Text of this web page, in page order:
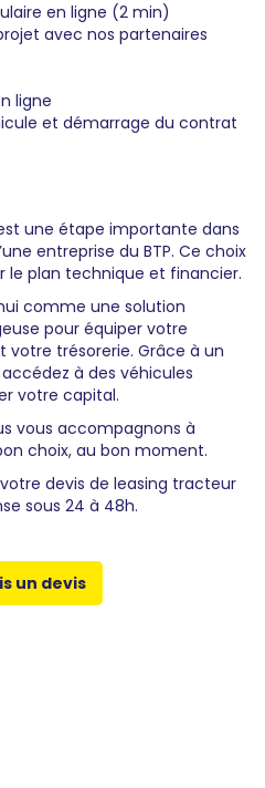
en ligne (2 min)
avec nos partenaires
ligne
et démarrage du contrat
une étape importante dans
entreprise du BTP. Ce choix
le plan technique et financier.
comme une solution
pour équiper votre
trésorerie. Grâce à un
à des véhicules
votre capital.
vous accompagnons à
choix, au bon moment.
devis de leasing tracteur
sous 24 à 48h.
un devis